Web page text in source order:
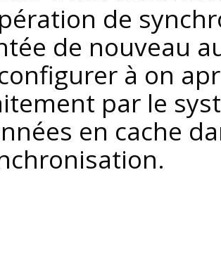
de
de nouveau
à on
par le
en cache